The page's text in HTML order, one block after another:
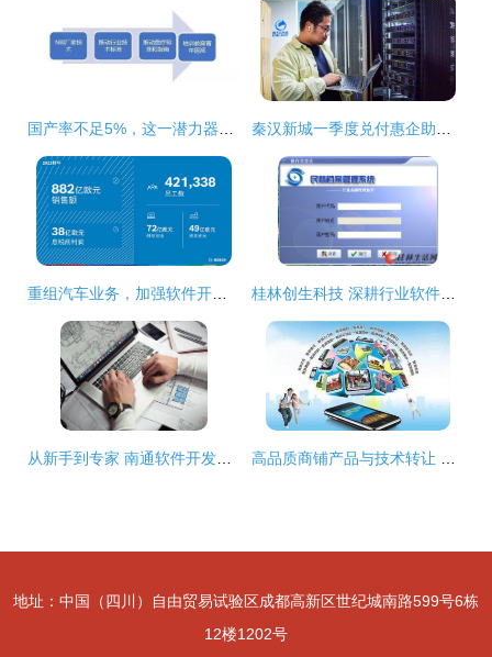
国产率不足5%，这一潜力器械放量为何频遭“冷眼” 秦汉新城一季度兑付惠企助企资金3255万元 技术转让助力区域创新升级
重组汽车业务，加强软件开发 博世加速布局软硬一体供应链 桂林创生科技 深耕行业软件研发，赋能智慧管理与技术腾飞
从新手到专家 南通软件开发培训后的技术晋升路线探索 高品质商铺产品与技术转让 让每一米商铺都成为“吸金之王”
地址：中国（四川）自由贸易试验区成都高新区世纪城南路599号6栋
12楼1202号